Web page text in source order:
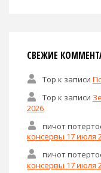
СВЕЖИЕ
Тор к записи
Тор к записи
2026
пичот
консервы 17 июля
пичот
консервы 17 июля